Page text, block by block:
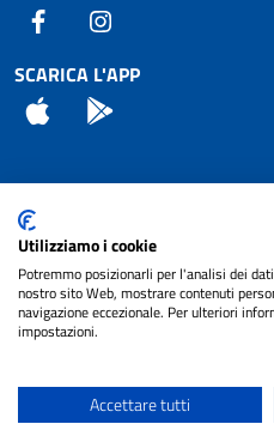
Facebook
SCARICA L'APP
App Store
Attuazione Misure PNRR
Piano di miglioramento del sito
Note legali
cura diNET SMART
Utilizziamo i cookie
Potremmo posizionarli per l'analisi dei
nostro sito Web, mostrare contenuti
navigazione eccezionale. Per ulteriori
impostazioni.
Accettare tutti